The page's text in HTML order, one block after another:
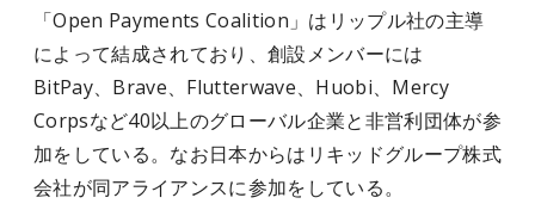
「Open Payments Coalition」はリップル社の主導
によって結成されており、創設メンバーには
BitPay、Brave、Flutterwave、Huobi、Mercy
Corpsなど40以上のグローバル企業と非営利団体が参
加をしている。なお日本からはリキッドグループ株式
会社が同アライアンスに参加をしている。